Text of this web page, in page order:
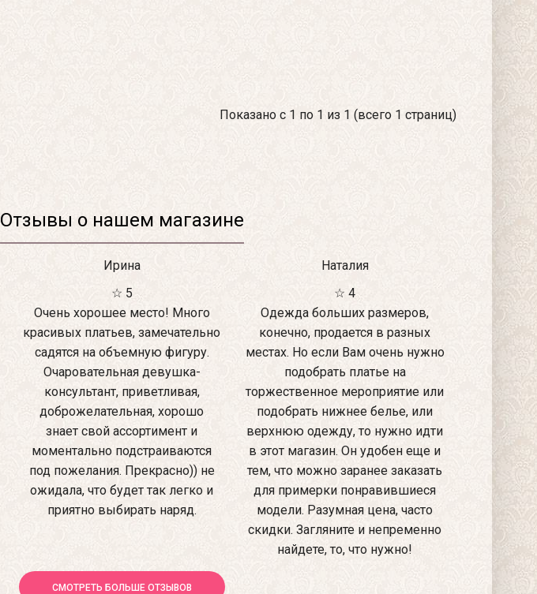
Показано с 1 по 1 из 1 (всего 1 страниц)
Отзывы о нашем магазине
Ирина
☆ 5
Очень хорошее место! Много
красивых платьев, замечательно
садятся на объемную фигуру.
Очаровательная девушка-
консультант, приветливая,
доброжелательная, хорошо
знает свой ассортимент и
моментально подстраиваются
под пожелания. Прекрасно)) не
ожидала, что будет так легко и
приятно выбирать наряд.
Наталия
☆ 4
Одежда больших размеров,
конечно, продается в разных
местах. Но если Вам очень нужно
подобрать платье на
торжественное мероприятие или
подобрать нижнее белье, или
верхнюю одежду, то нужно идти
в этот магазин. Он удобен еще и
тем, что можно заранее заказать
для примерки понравившиеся
модели. Разумная цена, часто
скидки. Загляните и непременно
найдете, то, что нужно!
СМОТРЕТЬ БОЛЬШЕ ОТЗЫВОВ